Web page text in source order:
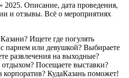
2025. Описание, дата проведения,
и отзывы. Всё о мероприятиях
Ищете где погулять
с парнем или девушкой? Выбираете
развлечения на выходные?
Посещаете выставки?
корпоратив? КудаКазань поможет!